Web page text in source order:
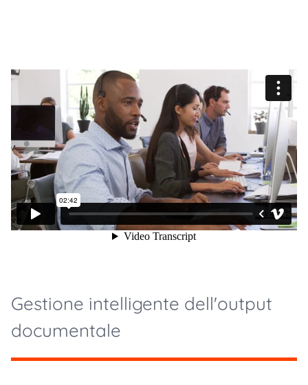
Gestione intelligente dell'output
documentale